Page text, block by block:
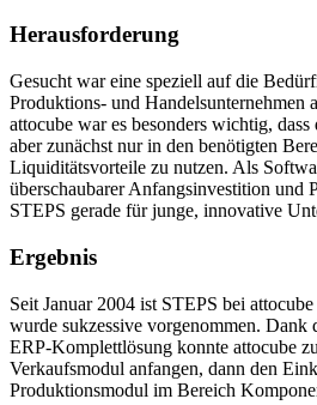
Herausforderung
Gesucht war eine speziell auf die
Produktions- und Handelsunternehmen
attocube war es besonders wichtig, dass
aber zunächst nur in den benötigten
Liquiditätsvorteile zu nutzen. Als
überschaubarer Anfangsinvestition und
STEPS gerade für junge, innovative
Ergebnis
Seit Januar 2004 ist STEPS bei
wurde sukzessive vorgenommen. Dank
ERP-Komplettlösung konnte attocube
Verkaufsmodul anfangen, dann den
Produktionsmodul im Bereich